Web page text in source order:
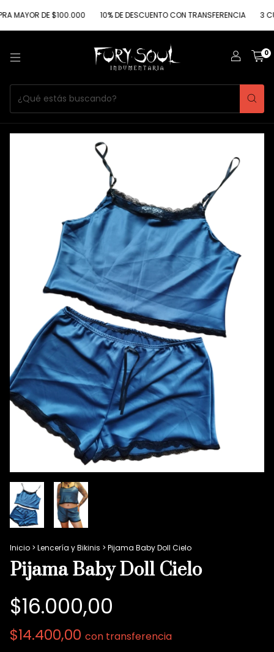
MAYOR DE $100.000 10% DE DESCUENTO CON TRANSFERENCIA 3
0
Inicio > Lencería y Bikinis > Pijama Baby Doll Cielo
Pijama Baby Doll Cielo
$16.000,00
$14.400,00 con transferencia